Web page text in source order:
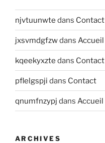
njvtuunwte dans Contact
jxsvmdgfzwdans Accueil
kqeekyxzte dans Contact
pflelgspji dans Contact
qnumfnzypj dans Accueil
ARCHIVES